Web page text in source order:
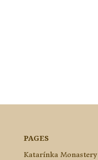
PAGES
Katarínka Monastery